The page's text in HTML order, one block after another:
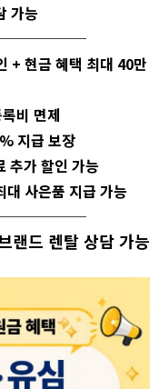
가능
+ 현금 혜택 최대 40만
비 면제
지급 보장
추가 할인 가능
대 사은품 지급 가능
랜드 렌탈 상담 가능